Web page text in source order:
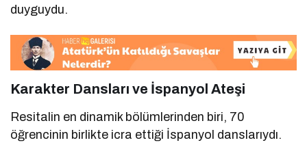
duyguydu.
Karakter Dansları ve İspanyol Ateşi
Resitalin en dinamik bölümlerinden biri, 70
öğrencinin birlikte icra ettiği İspanyol danslarıydı.